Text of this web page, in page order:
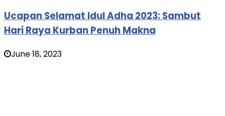
Ucapan Selamat Idul Adha 2023: Sambut
Hari Raya Kurban Penuh Makna
June 18, 2023